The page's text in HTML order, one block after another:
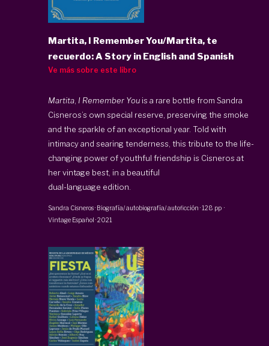
Martita, I Remember You/Martita, te
recuerdo: A Story in English and Spanish
Ve más sobre este libro
Martita I Remember You is a rare bottle from Sandra
Cisneros’s own special reserve, preserving the smoke
and the sparkle of an exceptional year. Told with
intimacy and searing tenderness, this tribute to the life-
changing power of youthful friendship is Cisneros at
her vintage best, in a beautiful
dual-language edition.
Sandra Cisneros· Biografía/ autobiografía/ autoficción ·128 pp ·
Vintage Español ·2021